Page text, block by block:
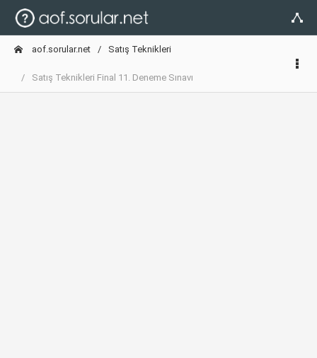
aof.sorular.net Satış Teknikleri
Satış Teknikleri Final 11. Deneme Sınavı